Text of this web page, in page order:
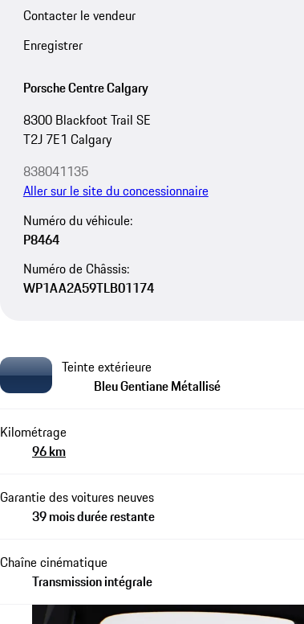
Contacter le vendeur
Enregistrer
Porsche Centre Calgary
8300 Blackfoot Trail SE
T2J 7E1 Calgary
838041135
Aller sur le site du concessionnaire
Numéro du véhicule:
P8464
Numéro de Châssis:
WP1AA2A59TLB01174
Teinte extérieure
Bleu Gentiane Métallisé
Kilométrage
96 km
Garantie des voitures neuves
39 mois durée restante
Chaîne cinématique
Transmission intégrale